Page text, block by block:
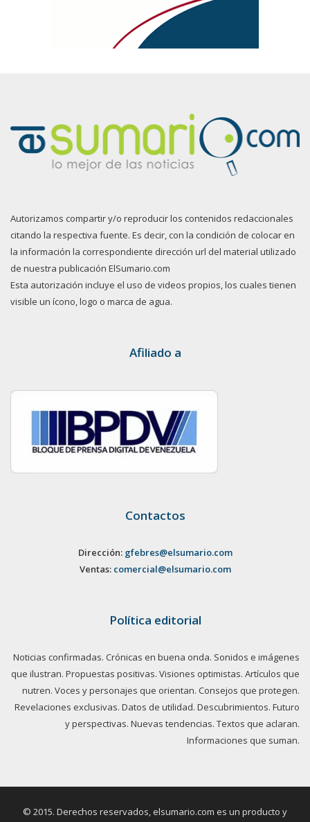
Autorizamos compartir y/o reproducir los contenidos redaccionales
citando la respectiva fuente. Es decir, con la condición de colocar en
la información la correspondiente dirección url del material utilizado
de nuestra publicación ElSumario.com
Esta autorización incluye el uso de videos propios, los cuales tienen
visible un ícono, logo o marca de agua.
Afiliado a
Contactos
Dirección: gfebres@elsumario.com
Ventas: comercial@elsumario.com
Política editorial
Noticias confirmadas. Crónicas en buena onda. Sonidos e imágenes
que ilustran. Propuestas positivas. Visiones optimistas. Artículos que
nutren. Voces y personajes que orientan. Consejos que protegen.
Revelaciones exclusivas. Datos de utilidad. Descubrimientos. Futuro
y perspectivas. Nuevas tendencias. Textos que aclaran.
Informaciones que suman.
© 2015. Derechos reservados, elsumario.com es un producto y